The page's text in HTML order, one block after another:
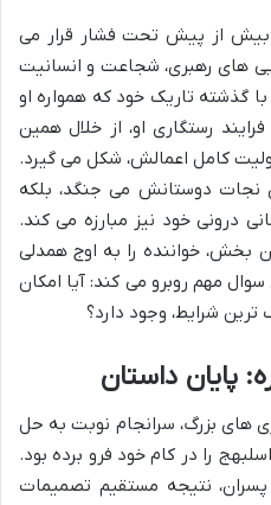
از پیش تحت فشار قرار می
های رهبری، شجاعت و انسانیت
گذشته تاریک خود که همواره او
رستگاری او، از خلال همین
کامل اعمالش، شکل می گیرد.
نجات دوستانش می جنگد، بلکه
درونی خود نیز مبارزه می کند.
بخش، خواننده را به اوج همدلی
سوال مهم روبرو می کند: آیا امکان
ترین شرایط، وجود دارد؟
پایان داستان
های بزرگ، سرانجام نوبت به حل
را در کام خود فرو برده بود.
نتیجه مستقیم تصمیمات